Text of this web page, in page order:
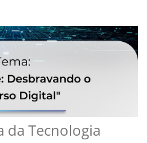
da Tecnologia